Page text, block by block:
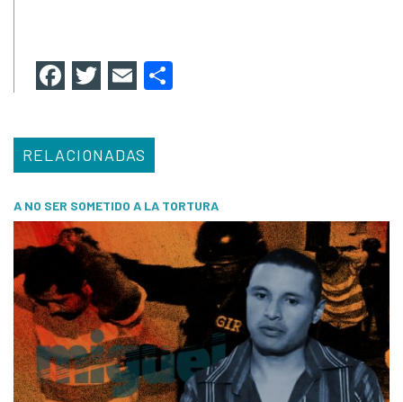
Facebook
Twitter
Email
RELACIONADAS
A NO SER SOMETIDO A LA TORTURA